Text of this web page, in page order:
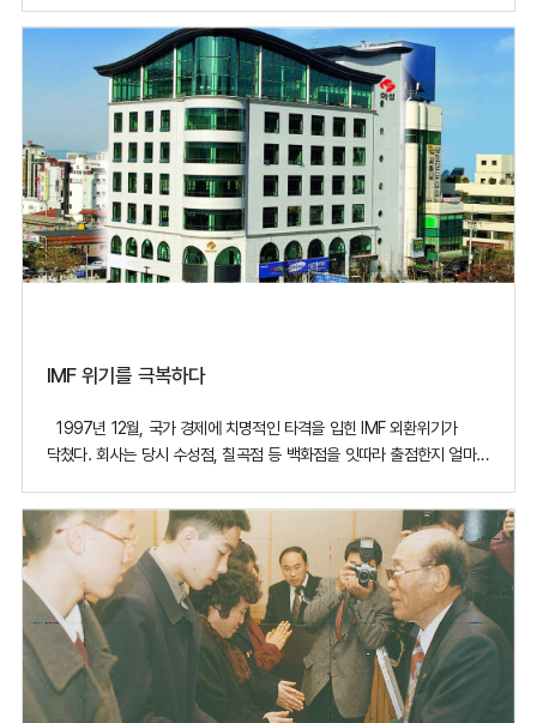
어려울 때 일수록 지역사회와 함께 하는 지역 기업의 역할이 중요하다. [
대구전시컨벤션터(EXCO) 야경 ] 화성은 예전부터 지역 또는
국가적으로 꼭
IMF 위기를 극복하다
1997년 12월, 국가 경제에 치명적인 타격을 입힌 IMF 외환위기가
닥쳤다. 회사는 당시 수성점, 칠곡점 등 백화점을 잇따라 출점한지 얼마
평가 받고 있었다. 그러던 중에 대구 종금 사건이 터졌다. 역외 모 업체가
지역 산업 발전을 위해 설립된 대구 종금 인수를 꾀한 것이다. 그